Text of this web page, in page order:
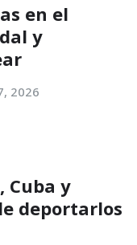
en el
y
2026
Cuba y
deportarlos